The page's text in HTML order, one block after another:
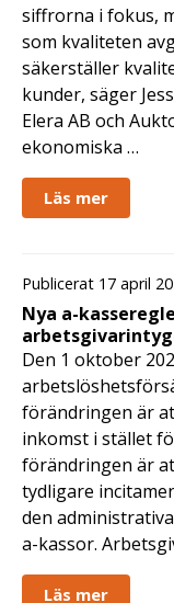
siffrorna i fokus,
som kvaliteten
säkerställer
kunder, säger
Elera AB och
ekonomiska …
Läs mer
Publicerat 17 april
Nya a-
Den 1 oktober
förändringen är
inkomst i stället
förändringen är
tydligare
den
a-kassor.
Läs mer